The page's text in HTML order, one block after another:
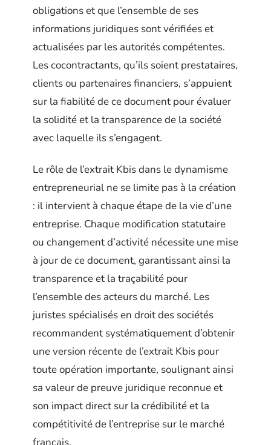
obligations et que l’ensemble de ses
informations juridiques sont vérifiées et
actualisées par les autorités compétentes.
Les cocontractants, qu’ils soient prestataires,
clients ou partenaires financiers, s’appuient
sur la fiabilité de ce document pour évaluer
la solidité et la transparence de la société
avec laquelle ils s’engagent.
Le rôle de l’extrait Kbis dans le dynamisme
entrepreneurial ne se limite pas à la création
: il intervient à chaque étape de la vie d’une
entreprise. Chaque modification statutaire
ou changement d’activité nécessite une mise
à jour de ce document, garantissant ainsi la
transparence et la traçabilité pour
l’ensemble des acteurs du marché. Les
juristes spécialisés en droit des sociétés
recommandent systématiquement d’obtenir
une version récente de l’extrait Kbis pour
toute opération importante, soulignant ainsi
sa valeur de preuve juridique reconnue et
son impact direct sur la crédibilité et la
compétitivité de l’entreprise sur le marché